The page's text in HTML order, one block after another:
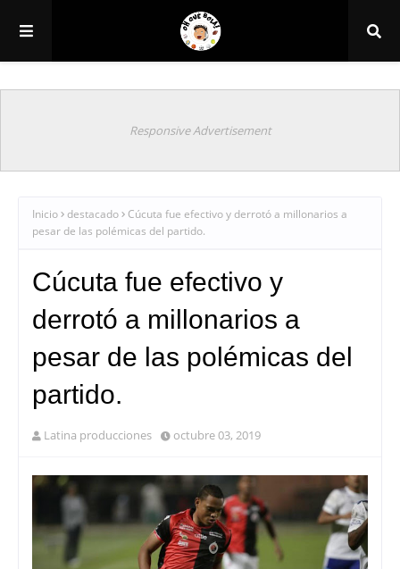
Responsive Advertisement
Inicio destacado
Cúcuta fue efectivo y derrotó a millonarios a
pesar de las polémicas del partido.
Cúcuta fue efectivo y
derrotó a millonarios a
pesar de las polémicas del
partido.
Latina producciones octubre 03, 2019